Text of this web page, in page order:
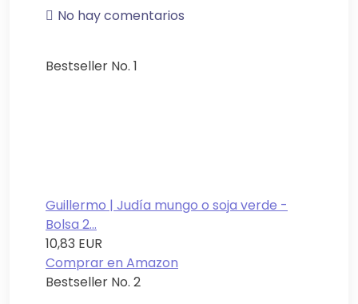
No hay comentarios
Bestseller No. 1
Guillermo | Judía mungo o soja verde -
Bolsa 2...
10,83 EUR
Comprar en Amazon
Bestseller No. 2